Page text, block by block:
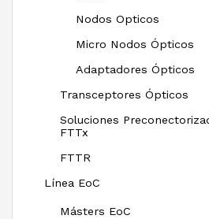
Nodos Opticos
Micro Nodos Ópticos
Adaptadores Ópticos
Transceptores Ópticos
Soluciones
FTTx
FTTR
Línea EoC
Másters EoC